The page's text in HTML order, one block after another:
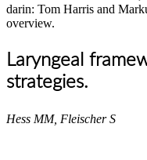
darin: Tom Harris and
overview.
Laryngeal
strategies.
Hess MM, Fleischer S